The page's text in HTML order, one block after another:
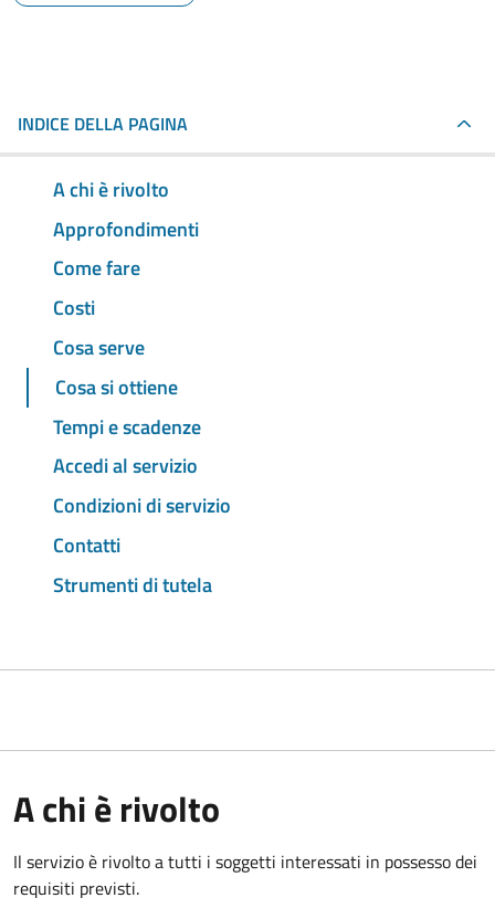
INDICE DELLA PAGINA
A chi è rivolto
Approfondimenti
Come fare
Costi
Cosa serve
Cosa si ottiene
Tempi e scadenze
Accedi al servizio
Condizioni di servizio
Contatti
Strumenti di tutela
A chi è rivolto
Il servizio è rivolto a tutti i soggetti interessati in possesso dei
requisiti previsti.